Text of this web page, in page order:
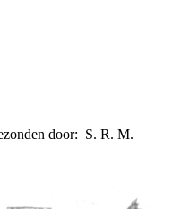
door: S. R. M.